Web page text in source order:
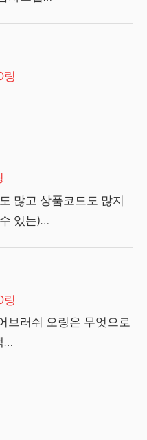
링
많고 상품코드도 많지
있는)…
링
브러쉬 오링은 무엇으로
…